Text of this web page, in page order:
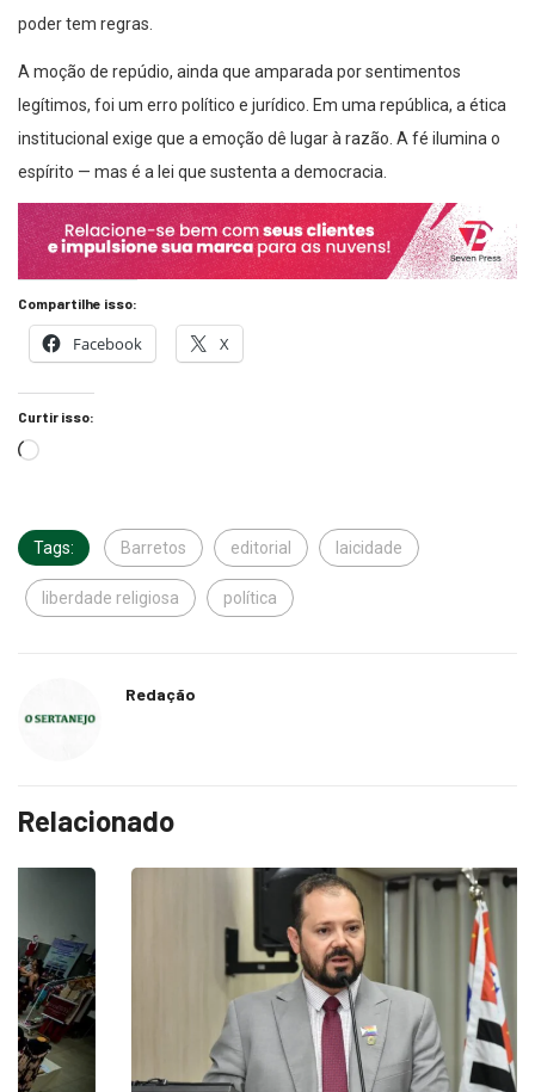
poder tem regras.
A moção de repúdio, ainda que amparada por sentimentos
legítimos, foi um erro político e jurídico. Em uma república, a ética
institucional exige que a emoção dê lugar à razão. A fé ilumina o
espírito — mas é a lei que sustenta a democracia.
Compartilhe isso:
Facebook X
Curtir isso:
Tags: Barretos editorial laicidade
liberdade religiosa política
Redação
Relacionado